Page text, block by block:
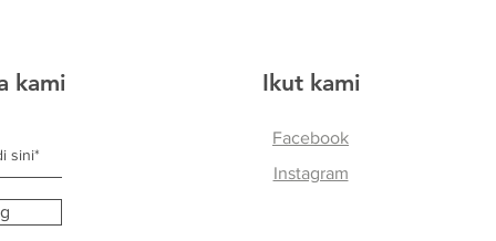
kami Ikut kami
Facebook
Instagram